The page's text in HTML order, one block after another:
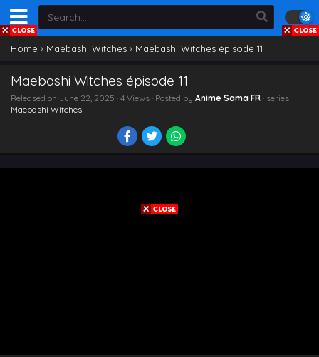
Home › Maebashi Witches › Maebashi Witches épisode 11
Maebashi Witches épisode 11
Released on June 22, 2025 · 4 Views · Posted by Anime Sama FR · series
Maebashi Witches